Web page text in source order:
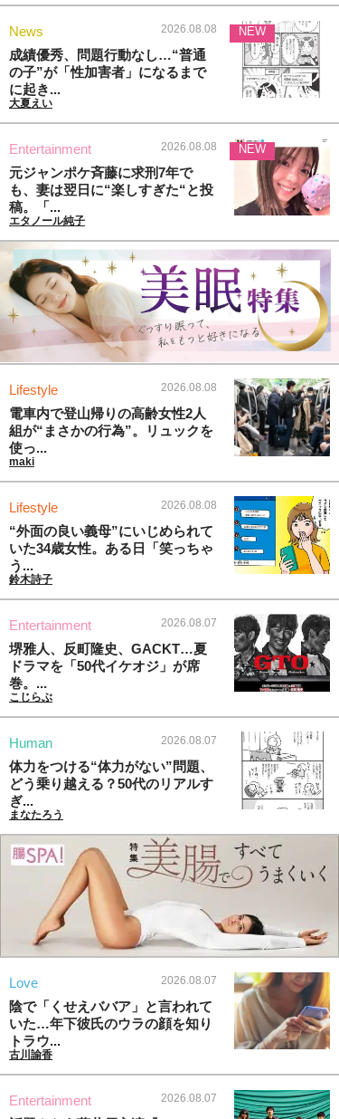
News 2026.08.08
成績優秀、問題行動なし…“普通
の子”が「性加害者」になるまで
に起き...
大夏えい
NEW
Entertainment 2026.08.08
元ジャンポケ斉藤に求刑7年で
も、妻は翌日に“楽しすぎた“と投
稿。「...
エタノール純子
NEW
Lifestyle 2026.08.08
電車内で登山帰りの高齢女性2人
組が“まさかの行為”。リュックを
使っ...
maki
Lifestyle 2026.08.08
“外面の良い義母”にいじめられて
いた34歳女性。ある日「笑っちゃ
う...
鈴木詩子
Entertainment 2026.08.07
堺雅人、反町隆史、GACKT…夏
ドラマを「50代イケオジ」が席
巻。...
こじらぶ
Human 2026.08.07
体力をつける“体力がない”問題、
どう乗り越える？50代のリアルす
ぎ...
まなたろう
Love 2026.08.07
陰で「くせえババア」と言われて
いた…年下彼氏のウラの顔を知り
トラウ...
古川諭香
Entertainment 2026.08.07